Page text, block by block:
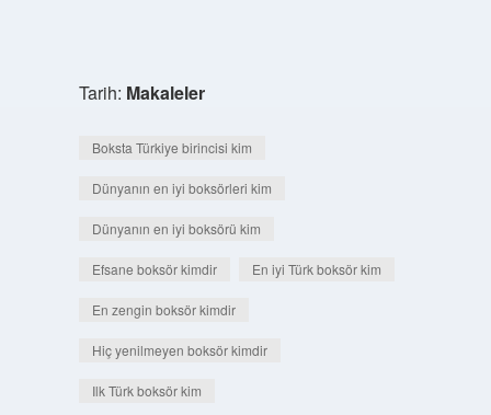
Tarih: Makaleler
Boksta Türkiye birincisi kim
Dünyanın en iyi boksörleri kim
Dünyanın en iyi boksörü kim
Efsane boksör kimdir En iyi Türk boksör kim
En zengin boksör kimdir
Hiç yenilmeyen boksör kimdir
Ilk Türk boksör kim